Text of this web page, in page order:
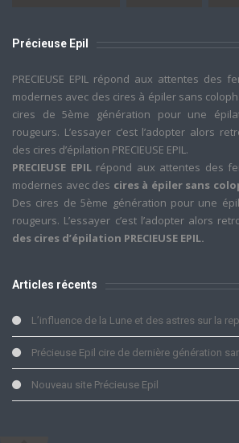
Précieuse Epil
PRECIEUSE EPIL répond aux attentes des
modernes avec des cires à épiler sans
cires de 5ème génération pour une
rougeurs. L’essayer c’est l’adopter alors
des cires d’épilation PRECIEUSE EPIL.
PRECIEUSE EPIL répond aux attentes des
modernes avec des cires à épiler sans
Des cires de 5ème génération pour une
rougeurs. L’essayer c’est l’adopter alors
des cires d’épilation PRECIEUSE EPIL.
Articles récents
L’influence de la Lune et des astres sur la
Précieuse Epil cire de dernière génération
Nouveau site Précieuse Epil